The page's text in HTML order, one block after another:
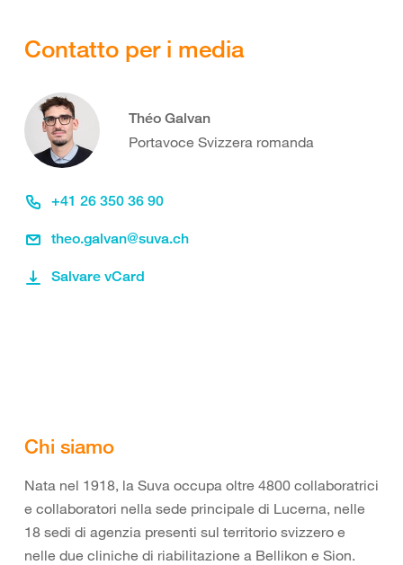
Contatto per i media
Théo Galvan
Portavoce Svizzera romanda
+41 26 350 36 90
theo.galvan@suva.ch
Salvare vCard
Chi siamo
Nata nel 1918, la Suva occupa oltre 4800 collaboratrici
e collaboratori nella sede principale di Lucerna, nelle
18 sedi di agenzia presenti sul territorio svizzero e
nelle due cliniche di riabilitazione a Bellikon e Sion.